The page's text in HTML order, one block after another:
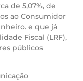
de 5,07%, de
ao Consumidor
e que já
Fiscal (LRF),
públicos